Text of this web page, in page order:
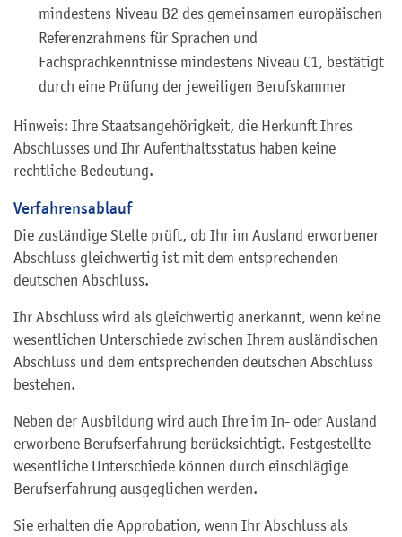
mindestens Niveau B2 des gemeinsamen europäischen
Referenzrahmens für Sprachen und
Fachsprachkenntnisse mindestens Niveau C1, bestätigt
durch eine Prüfung der jeweiligen Berufskammer
Hinweis: Ihre Staatsangehörigkeit, die Herkunft Ihres
Abschlusses und Ihr Aufenthaltsstatus haben keine
rechtliche Bedeutung.
Verfahrensablauf
Die zuständige Stelle prüft, ob Ihr im Ausland erworbener
Abschluss gleichwertig ist mit dem entsprechenden
deutschen Abschluss.
Ihr Abschluss wird als gleichwertig anerkannt, wenn keine
wesentlichen Unterschiede zwischen Ihrem ausländischen
Abschluss und dem entsprechenden deutschen Abschluss
bestehen.
Neben der Ausbildung wird auch Ihre im In- oder Ausland
erworbene Berufserfahrung berücksichtigt. Festgestellte
wesentliche Unterschiede können durch einschlägige
Berufserfahrung ausgeglichen werden.
Sie erhalten die Approbation, wenn Ihr Abschluss als